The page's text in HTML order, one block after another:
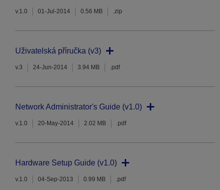
v.1.0 01-Jul-2014 0.56 MB .zip
Uživatelská příručka (v3)
v.3 24-Jun-2014 3.94 MB .pdf
Network Administrator's Guide (v1.0)
v.1.0 20-May-2014 2.02 MB .pdf
Hardware Setup Guide (v1.0)
v.1.0 04-Sep-2013 0.99 MB .pdf